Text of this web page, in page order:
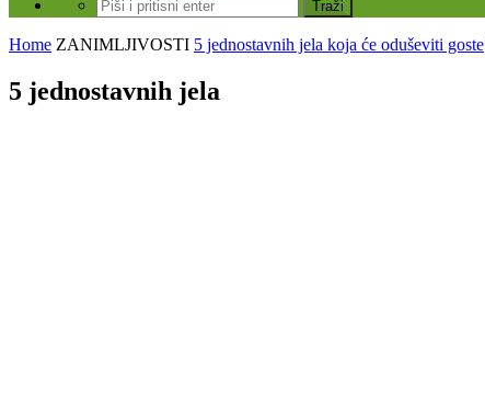
Home ZANIMLJIVOSTI 5 jednostavnih jela koja će oduševiti goste
5 jednostavnih jela